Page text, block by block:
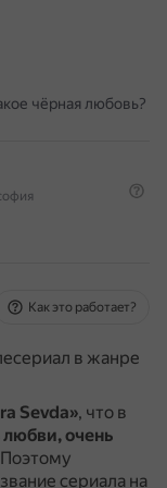
чёрная любовь?
Как это работает?
в жанре
Sevda», что в
очень
Поэтому
сериала на